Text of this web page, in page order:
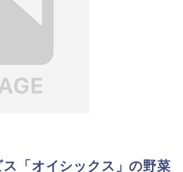
「オイシックス」の野菜